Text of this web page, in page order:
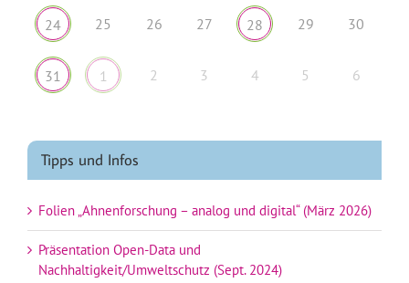
24 25 26 27 28 29 30
31 1 2 3 4 5 6
Tipps und Infos
Folien „Ahnenforschung – analog und digital“ (März 2026)
Präsentation Open-Data und
Nachhaltigkeit/Umweltschutz (Sept. 2024)